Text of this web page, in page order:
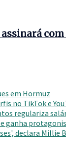
em Hormuz
no TikTok e
regulariza
ganha
declara Millie